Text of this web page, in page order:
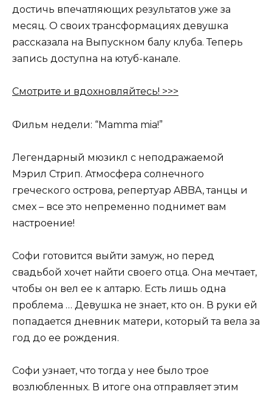
достичь впечатляющих результатов уже за
месяц. О своих трансформациях девушка
рассказала на Выпускном балу клуба. Теперь
запись доступна на ютуб-канале.
Смотрите и вдохновляйтесь! >>>
Фильм недели: “Mamma mia!”
Легендарный мюзикл с неподражаемой
Мэрил Стрип. Атмосфера солнечного
греческого острова, репертуар ABBA, танцы и
смех – все это непременно поднимет вам
настроение!
Софи готовится выйти замуж, но перед
свадьбой хочет найти своего отца. Она мечтает,
чтобы он вел ее к алтарю. Есть лишь одна
проблема … Девушка не знает, кто он. В руки ей
попадается дневник матери, который та вела за
год до ее рождения.
Софи узнает, что тогда у нее было трое
возлюбленных. В итоге она отправляет этим